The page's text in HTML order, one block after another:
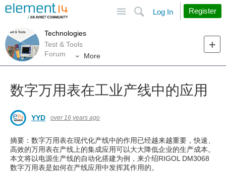
Search
Log In Register
Technologies
Test & Tools
Forum
More
数字万用表在工业产线中的应用
YYD over 16 years ago
摘要：数字万用表在现代化产线中的作用已经越来越重要，快速、
高效的万用表在产线上的集成应用可以大大降低企业的生产成本。
本文将以电源生产线的自动化搭建为例，来介绍RIGOL DM3068
数字万用表是如何在产线应用中发挥其作用的。